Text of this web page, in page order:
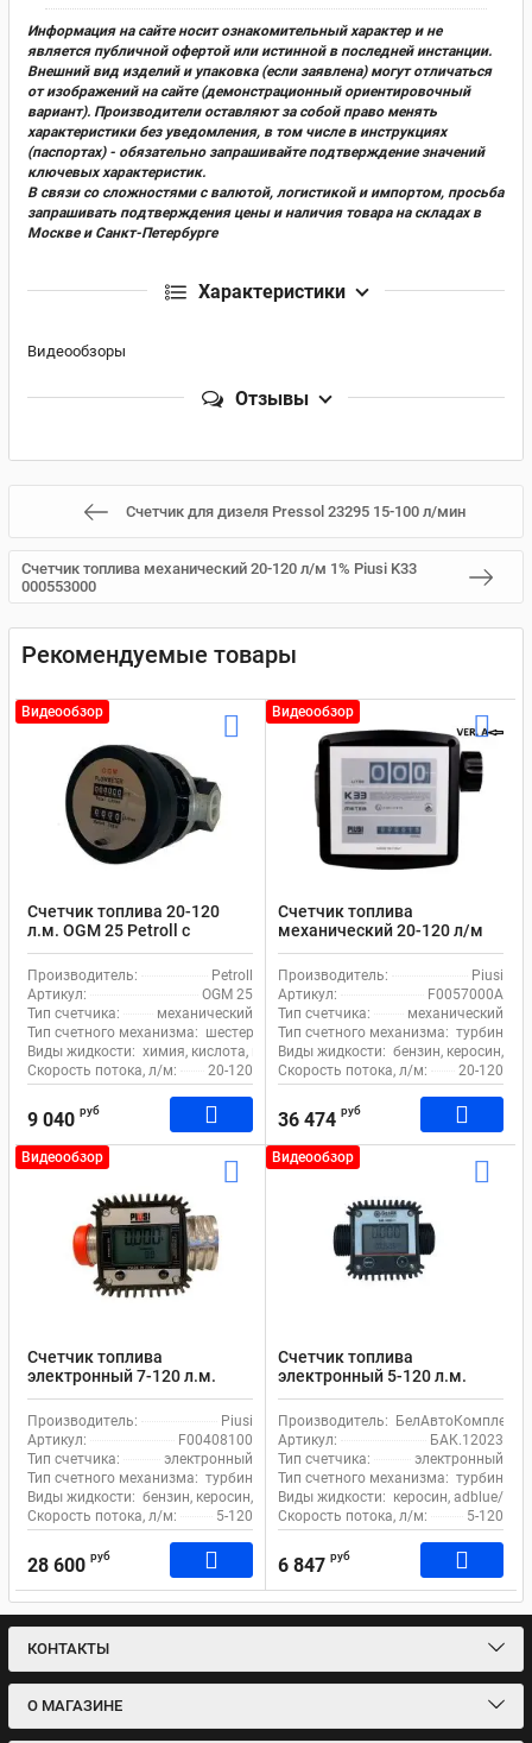
Информация на сайте носит ознакомительный характер и не
является публичной офертой или истинной в последней инстанции.
Внешний вид изделий и упаковка (если заявлена) могут отличаться
от изображений на сайте (демонстрационный ориентировочный
вариант). Производители оставляют за собой право менять
характеристики без уведомления, в том числе в инструкциях
(паспортах) - обязательно запрашивайте подтверждение значений
ключевых характеристик.
В связи со сложностями с валютой, логистикой и импортом, просьба
запрашивать подтверждения цены и наличия товара на складах в
Москве и Санкт-Петербурге
Характеристики
Видеообзоры
Отзывы
Счетчик для дизеля Pressol 23295 15-100 л/мин
Счетчик топлива механический 20-120 л/м 1% Piusi K33
000553000
Рекомендуемые товары
Видеообзор
Счетчик топлива 20-120
л.м. OGM 25 Petroll с
шестернями для бензина и
масла
Производитель:
Petroll
Артикул:
OGM 25
Тип счетчика:
механический
Тип счетного механизма: шестерни
Виды жидкости: химия, кислота, масло, бензин, керосин, дизель
Скорость потока, л/м:
20-120
9 040 руб
Видеообзор
Счетчик топлива
механический 20-120 л/м
1% Piusi K33 ATEX
F0057000A
Производитель:
Piusi
Артикул:
F0057000A
Тип счетчика:
механический
Тип счетного механизма: турбина
Виды жидкости: бензин, керосин,
Скорость потока, л/м:
20-120
36 474 руб
Видеообзор
Счетчик топлива
электронный 7-120 л.м.
Piusi K24-A M/F 1 BSP alum
F00408100 для бензина и
ДТ
Производитель:
Piusi
Артикул:
F00408100
Тип счетчика:
электронный
Тип счетного механизма: турбина
Виды жидкости: бензин, керосин, дизель
Скорость потока, л/м:
5-120
28 600 руб
Видеообзор
Счетчик топлива
электронный 5-120 л.м.
Белак бак 12023 для воды,
масла и ДТ
Производитель:
БелАвтоКомплект
Артикул:
БАК.12023
Тип счетчика:
электронный
Тип счетного механизма: турбина
Виды жидкости: керосин, adblue/
Скорость потока, л/м:
5-120
6 847 руб
КОНТАКТЫ
О МАГАЗИНЕ